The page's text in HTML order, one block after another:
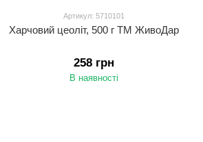
Артикул: 5710101
Харчовий цеоліт, 500 г ТМ ЖивоДар
258 грн
В наявності